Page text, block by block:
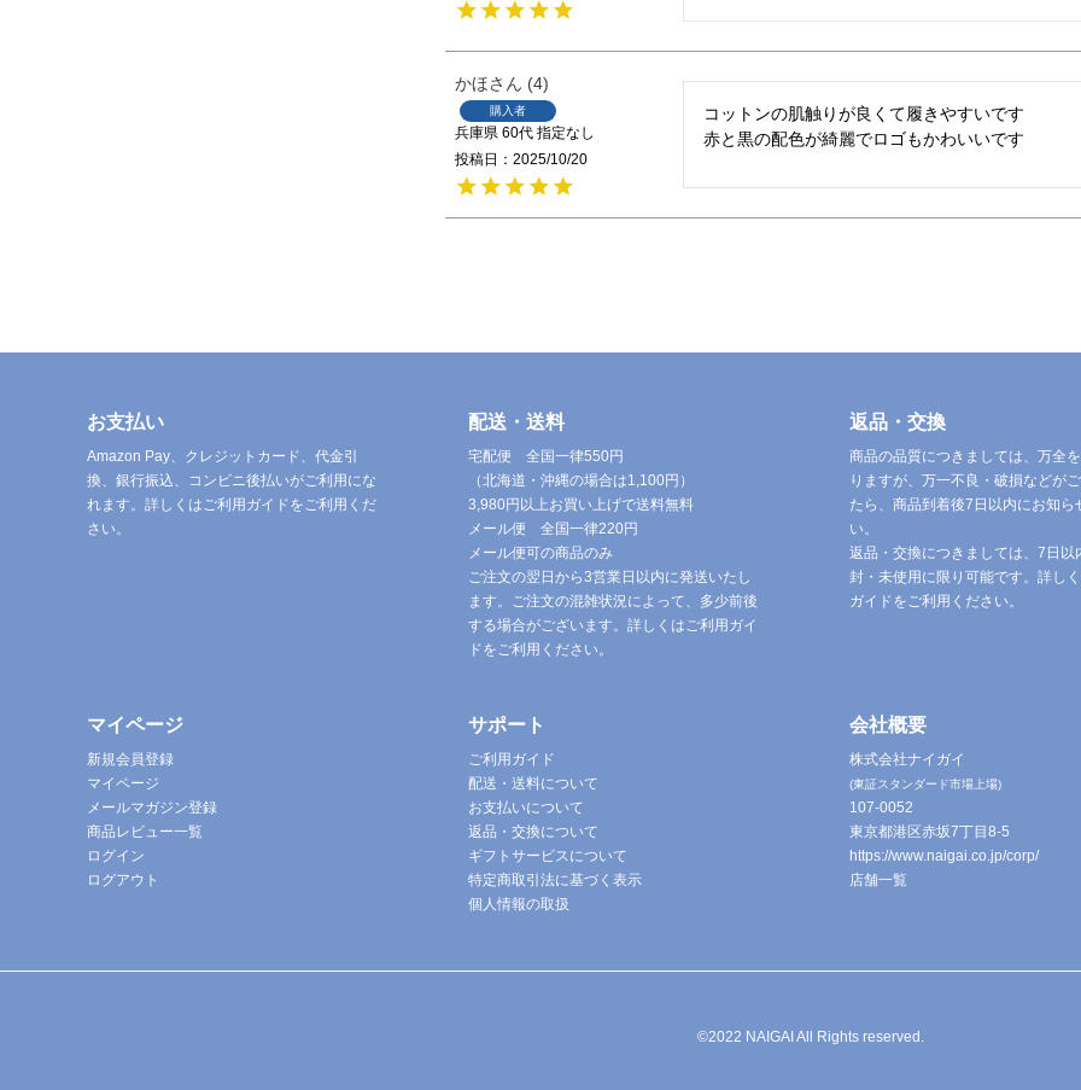
かほ 4
購入者
兵庫県 60代 指定なし
投稿日
2025/10/20
コットンの肌触りが良くて履きやすいです
赤と黒の配色が綺麗でロゴもかわいいです
お支払い
Amazon Pay、クレジットカード、代金引
換、銀行振込、コンビニ後払いがご利用にな
れます。詳しくはご利用ガイドをご利用くだ
さい。
配送・送料
宅配便 全国一律550円
（北海道・沖縄の場合は1,100円）
3,980円以上お買い上げで送料無料
メール便 全国一律220円
メール便可の商品のみ
ご注文の翌日から3営業日以内に発送いたし
ます。ご注文の混雑状況によって、多少前後
する場合がございます。詳しくはご利用ガイ
ドをご利用ください。
返品・交換
商品の品質につきましては、万全
りますが、万一不良・破損などが
たら、商品到着後7日以内にお知ら
い。
返品・交換につきましては、7日以
封・未使用に限り可能です。詳し
ガイドをご利用ください。
マイページ
新規会員登録
マイページ
メールマガジン登録
商品レビュー一覧
ログイン
ログアウト
サポート
ご利用ガイド
配送・送料について
お支払いについて
返品・交換について
ギフトサービスについて
特定商取引法に基づく表示
個人情報の取扱
会社概要
株式会社ナイガイ
(東証スタンダード市場上場)
107-0052
東京都港区赤坂7丁目8-5
https://www.naigai.co.jp/corp/
店舗一覧
©2022 NAIGAI All Rights reserved.